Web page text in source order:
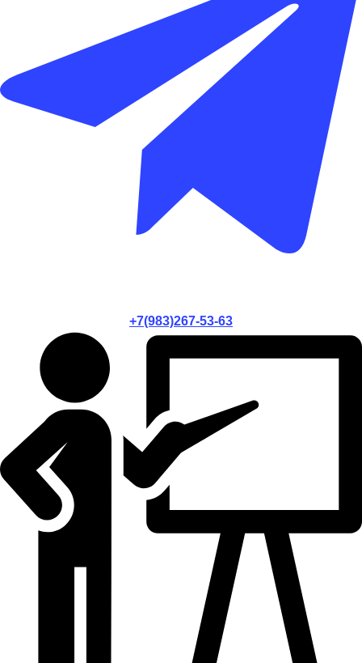
+7(983)267-53-63